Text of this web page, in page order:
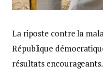
La riposte contre la
République
résultats